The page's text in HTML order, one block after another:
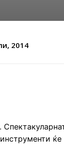
2014